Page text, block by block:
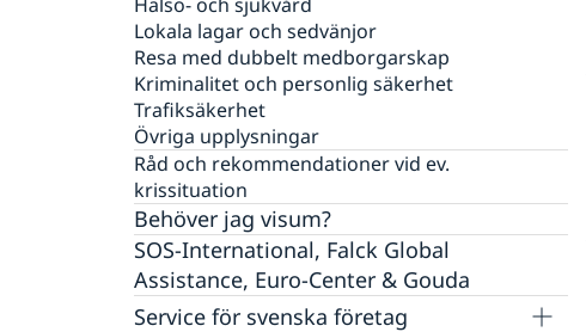
Körkort
Behålla svenskt medborgarskap
Om olyckan är framme – vad kan du få hjälp
med?
SOS-International, Euro-Center & Falck Global
Assistance
Lokala lagar och sedvänjor
Resa med dubbelt medborgarskap
Kriminalitet och personlig säkerhet
Trafiksäkerhet
Övriga upplysningar
Råd och rekommendationer vid ev.
krissituation
Behöver jag visum?
SOS-International, Falck Global
Assistance, Euro-Center & Gouda
Service för svenska företag